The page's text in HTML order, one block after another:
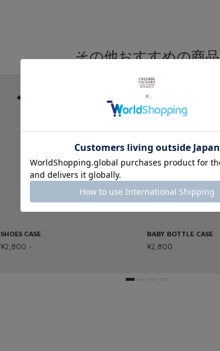
その他おすすめの商品
SHOES CASE
¥2,800 ~
BABY BOTTLE CASE
¥2,800